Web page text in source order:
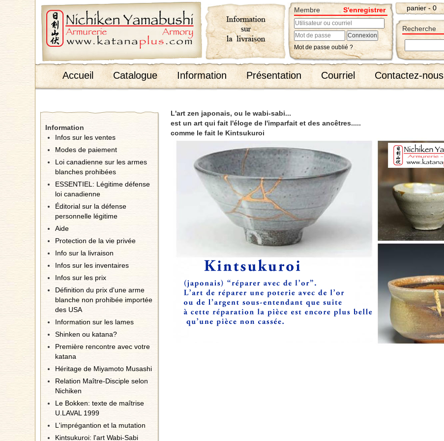
;
Membre S'enregistrer
Mot de passe oublié ?
panier - 0
Recherche
Accueil Catalogue Information Présentation Courriel Contactez-nous
Information
Infos sur les ventes
Modes de paiement
Loi canadienne sur les armes
blanches prohibées
ESSENTIEL: Légitime défense
loi canadienne
Éditorial sur la défense
personnelle légitime
Aide
Protection de la vie privée
Info sur la livraison
Infos sur les inventaires
Infos sur les prix
Définition du prix d'une arme
blanche non prohibée importée
des USA
Information sur les lames
Shinken ou katana?
Première rencontre avec votre
katana
Héritage de Miyamoto Musashi
Relation Maître-Disciple selon
Nichiken
Le Bokken: texte de maîtrise
U.LAVAL 1999
L'imprégantion et la mutation
Kintsukuroi: l'art Wabi-Sabi
L'art zen japonais, ou le wabi-sabi...
est un art qui fait l'éloge de l'imparfait et des ancêtres.....
comme le fait le Kintsukuroi